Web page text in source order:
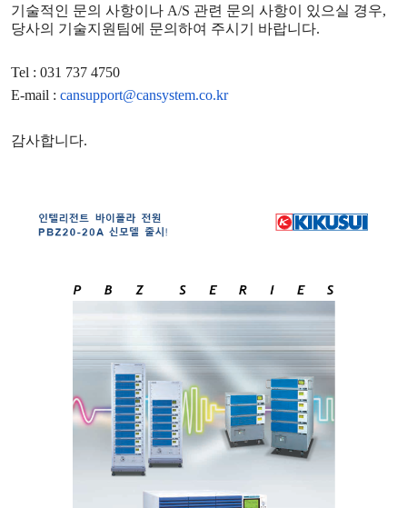
기술적인 문의 사항이나 A/S 관련 문의 사항이 있으실 경우,
당사의 기술지원팀에 문의하여 주시기 바랍니다.
Tel : 031 737 4750
E-mail : cansupport@cansystem.co.kr
감사합니다.